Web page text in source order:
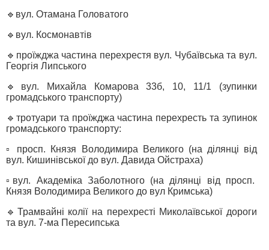
🔹вул. Отамана Головатого
🔹вул. Космонавтів
🔹проїжджа частина перехрестя вул. Чубаївська та вул.
Георгія Липського
🔹вул. Михайла Комарова 33б, 10, 11/1 (зупинки
громадського транспорту)
🔹тротуари та проїжджа частина перехресть та зупинок
громадського транспорту:
▫️ просп. Князя Володимира Великого (на ділянці від
вул. Кишинівської до вул. Давида Ойстраха)
▫️вул. Академіка Заболотного (на ділянці від просп.
Князя Володимира Великого до вул Кримська)
🔹Трамвайні колії на перехресті Миколаївської дороги
та вул. 7-ма Пересипська